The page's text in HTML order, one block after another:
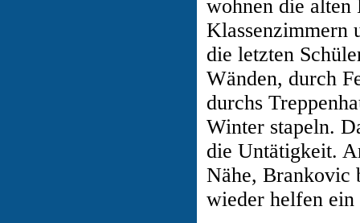
wohnen die alten
Klassenzimmern
die letzten
Wänden, durch
durchs
Winter stapeln.
die Untätigkeit.
Nähe, Brankovic
wieder helfen ein